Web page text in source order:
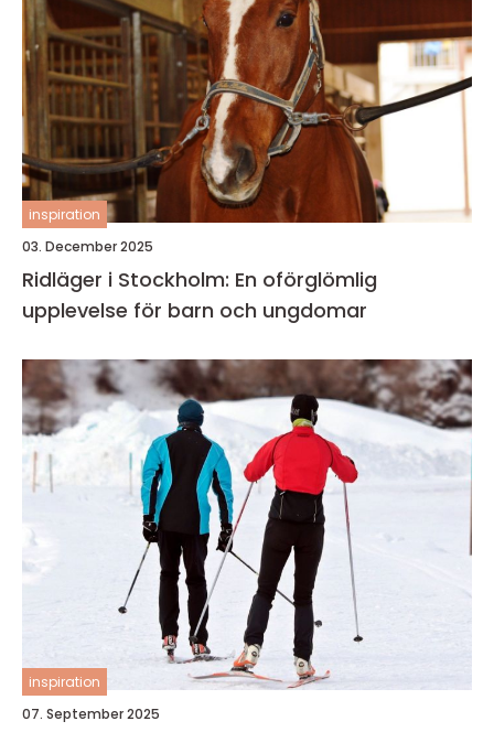
inspiration
03. December 2025
Ridläger i Stockholm: En oförglömlig
upplevelse för barn och ungdomar
inspiration
07. September 2025